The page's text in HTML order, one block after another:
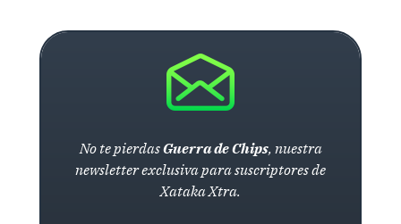
No te pierdasGuerra de Chips, nuestra
newsletter exclusiva para suscriptores de
Xataka Xtra.